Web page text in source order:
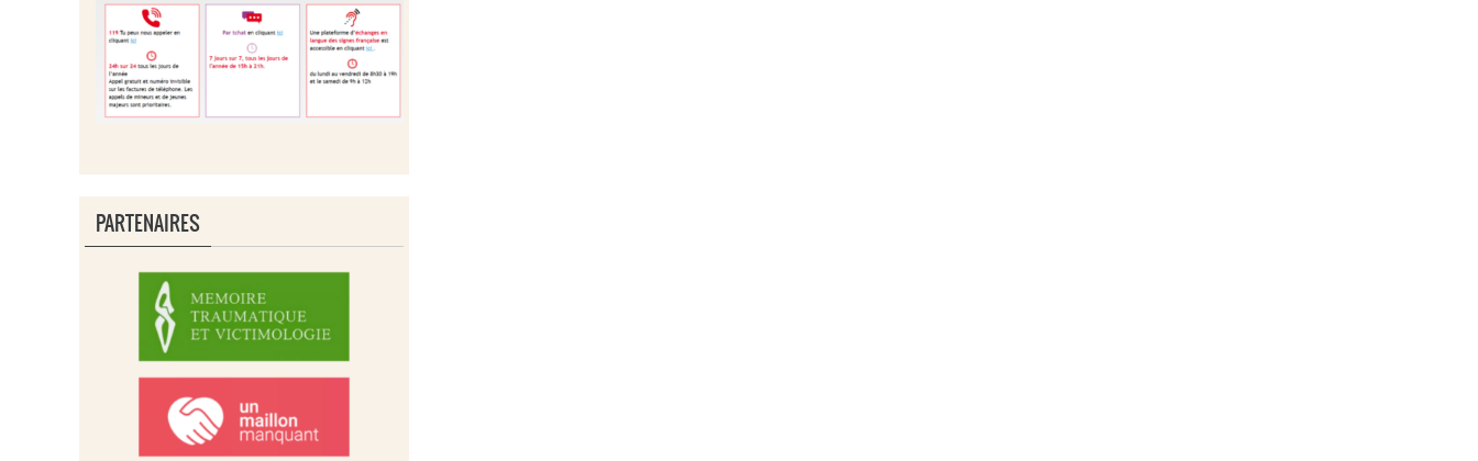
PARTENAIRES